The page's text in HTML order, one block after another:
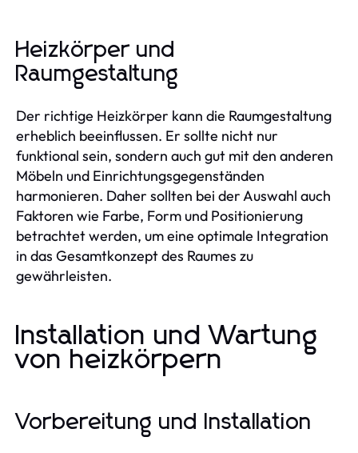
Heizkörper und
Raumgestaltung
Der richtige Heizkörper kann die Raumgestaltung
erheblich beeinflussen. Er sollte nicht nur
funktional sein, sondern auch gut mit den anderen
Möbeln und Einrichtungsgegenständen
harmonieren. Daher sollten bei der Auswahl auch
Faktoren wie Farbe, Form und Positionierung
betrachtet werden, um eine optimale Integration
in das Gesamtkonzept des Raumes zu
gewährleisten.
Installation und Wartung
von heizkörpern
Vorbereitung und Installation